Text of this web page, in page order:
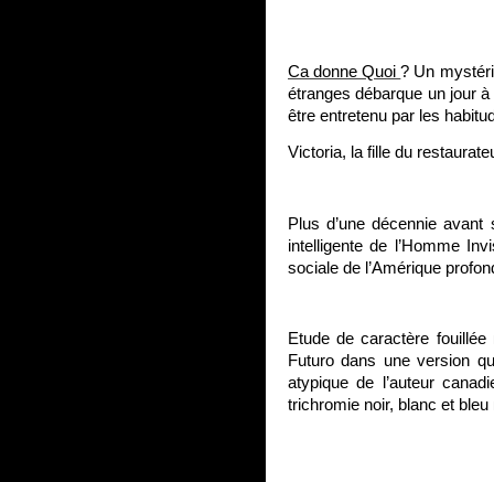
Ca donne Quoi? Un
étranges débarque un jour
être entretenu par les
Victoria, la fille du
Plus d’une décennie avant
intelligente de l’Homme
sociale de l’Amérique
Etude de caractère fouillée
Futuro dans une version
atypique de l’auteur
trichromie noir, blanc et bleu